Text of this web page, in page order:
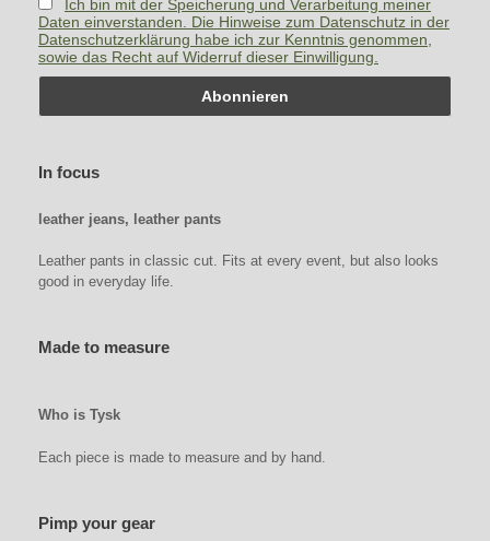
Ich bin mit der Speicherung und Verarbeitung meiner
Daten einverstanden. Die Hinweise zum Datenschutz in der
Datenschutzerklärung habe ich zur Kenntnis genommen,
sowie das Recht auf Widerruf dieser Einwilligung.
In focus
leather jeans, leather pants
Leather pants in classic cut. Fits at every event, but also looks
good in everyday life.
Made to measure
Who is Tysk
Each piece is made to measure and by hand.
Pimp your gear